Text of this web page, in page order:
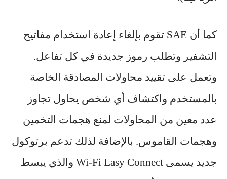
كما أن SAE تقوم بإلغاء إعادة استخدام مفاتيح
التشفير وتطلب رموز جديدة في كل تفاعل.
وتعمل على تقييد محاولات المصادقة الخاصة
بالمستخدم واكتشاف أي شخص يحاول تجاوز
عدد معين من المحاولات لمنع هجمات التخمين
وهجمات القاموس. بالإضافة لذلك تدعم برتوكول
جديد يسمى Wi-Fi Easy Connect والذي يبسط